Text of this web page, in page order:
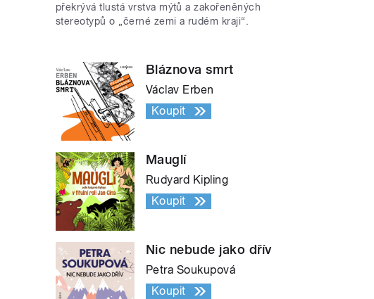
překrývá tlustá vrstva mýtů a zakořeněných
stereotypů o „černé zemi a rudém kraji“.
Bláznova smrt
Václav Erben
Koupit
Mauglí
Rudyard Kipling
Koupit
Nic nebude jako dřív
Petra Soukupová
Koupit